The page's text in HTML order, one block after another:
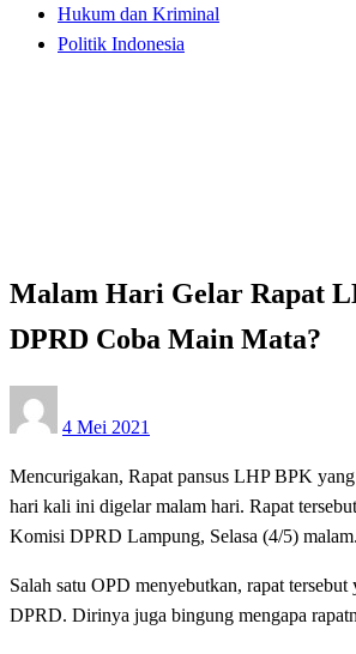
Hukum dan Kriminal
Politik Indonesia
Malam Hari Gelar Rapat
DPRD Coba Main Mata?
on
4 Mei 2021
Mencurigakan, Rapat pansus LHP BPK
hari kali ini digelar malam hari. Rapat
Komisi DPRD Lampung, Selasa (4/5) malam.
Salah satu OPD menyebutkan, rapat tersebut
DPRD. Dirinya juga bingung mengapa